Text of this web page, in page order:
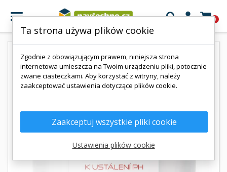
 0
Ta strona używa plików cookie
Zgodnie z obowiązującym prawem, niniejsza strona
internetowa umieszcza na Twoim urządzeniu pliki, potocznie
zwane ciasteczkami. Aby korzystać z witryny, należy
zaakceptować ustawienia dotyczące plików cookie.
Zaakceptuj wszystkie pliki cookie
Ustawienia plików cookie